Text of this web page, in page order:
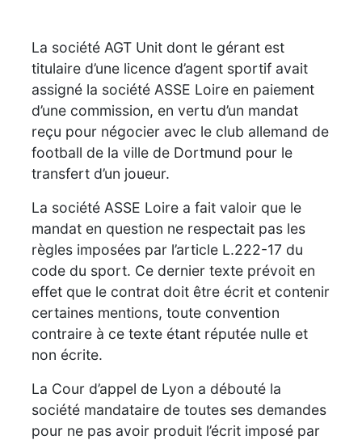
La société AGT Unit dont le gérant est
titulaire d’une licence d’agent sportif avait
assigné la société ASSE Loire en paiement
d’une commission, en vertu d’un mandat
reçu pour négocier avec le club allemand de
football de la ville de Dortmund pour le
transfert d’un joueur.
La société ASSE Loire a fait valoir que le
mandat en question ne respectait pas les
règles imposées par l’article L.222-17 du
code du sport. Ce dernier texte prévoit en
effet que le contrat doit être écrit et contenir
certaines mentions, toute convention
contraire à ce texte étant réputée nulle et
non écrite.
La Cour d’appel de Lyon a débouté la
société mandataire de toutes ses demandes
pour ne pas avoir produit l’écrit imposé par